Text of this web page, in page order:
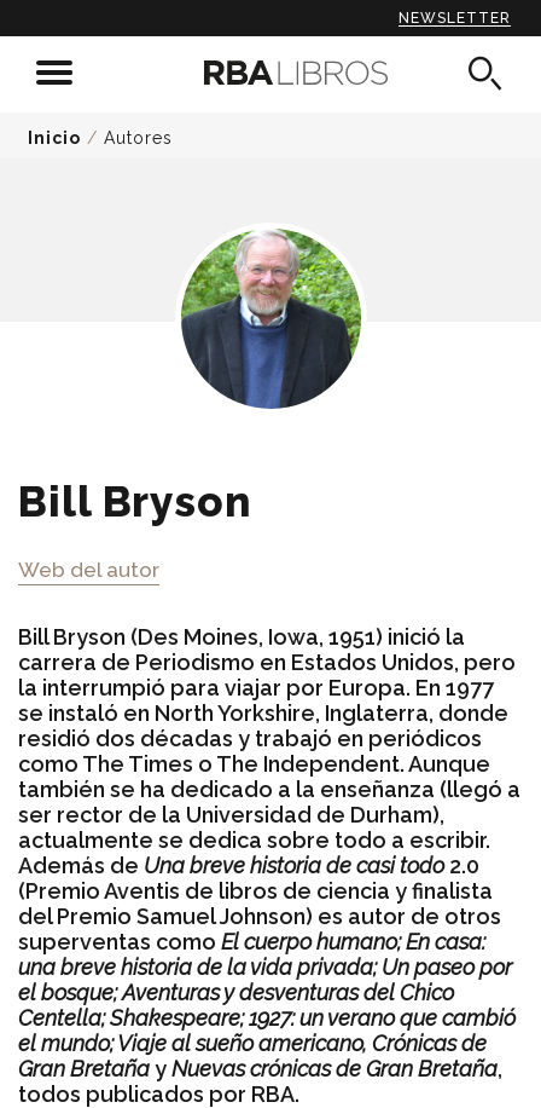
NEWSLETTER
Inicio / Autores
Bill Bryson
Web del autor
Bill Bryson (Des Moines, Iowa, 1951) inició la
carrera de Periodismo en Estados Unidos, pero
la interrumpió para viajar por Europa. En 1977
se instaló en North Yorkshire, Inglaterra, donde
residió dos décadas y trabajó en periódicos
como The Times o The Independent. Aunque
también se ha dedicado a la enseñanza (llegó a
ser rector de la Universidad de Durham),
actualmente se dedica sobre todo a escribir.
Además de Una breve historia de casi todo2.0
(Premio Aventis de libros de ciencia y finalista
del Premio Samuel Johnson) es autor de otros
superventas como El cuerpo humano; En casa:
una breve historia de la vida privada; Un paseo por
el bosque; Aventuras y desventuras del Chico
Centella; Shakespeare; 1927: un verano que cambió
el mundo; Viaje al sueño americano, Crónicas de
Gran BretañayNuevas crónicas de Gran Bretaña,
todos publicados por RBA.